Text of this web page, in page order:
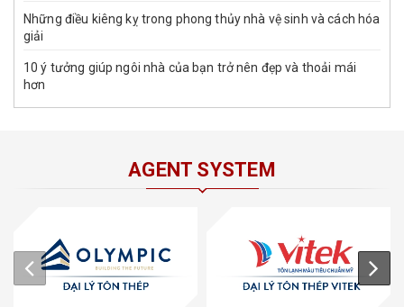
Những điều kiêng kỵ trong phong thủy nhà vệ sinh và cách hóa
giải
10 ý tưởng giúp ngôi nhà của bạn trở nên đẹp và thoải mái
hơn
AGENT SYSTEM